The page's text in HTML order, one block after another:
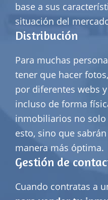
base a sus
situación del
Distribución
Para muchas
tener que hacer
por diferentes webs
incluso de forma
inmobiliarios no solo
esto, sino que
manera más óptima.
Gestión de
Cuando contratas a